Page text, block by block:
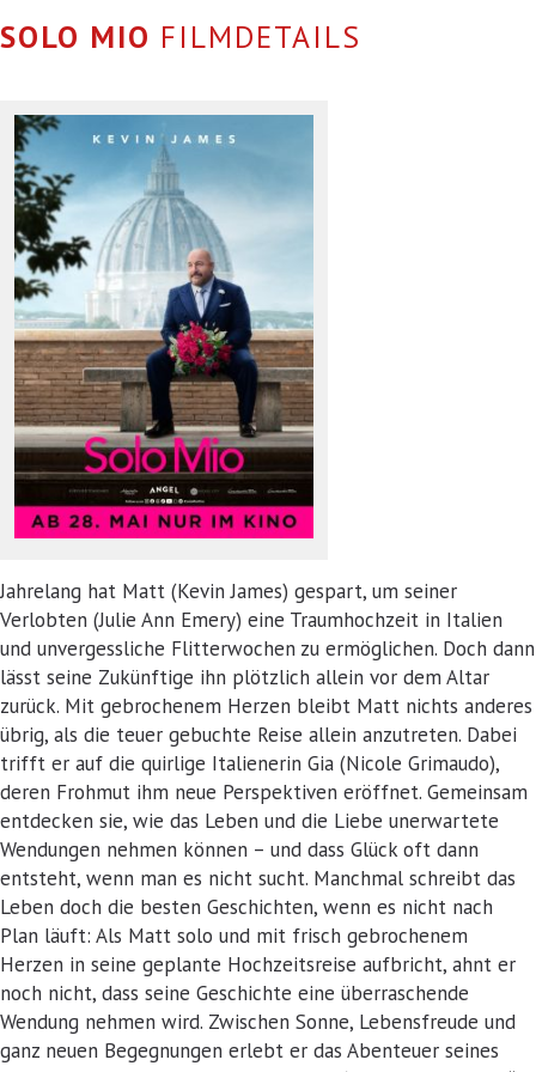
SOLO MIO FILMDETAILS
Jahrelang hat Matt (Kevin James) gespart, um seiner
Verlobten (Julie Ann Emery) eine Traumhochzeit in Italien
und unvergessliche Flitterwochen zu ermöglichen. Doch dann
lässt seine Zukünftige ihn plötzlich allein vor dem Altar
zurück. Mit gebrochenem Herzen bleibt Matt nichts anderes
übrig, als die teuer gebuchte Reise allein anzutreten. Dabei
trifft er auf die quirlige Italienerin Gia (Nicole Grimaudo),
deren Frohmut ihm neue Perspektiven eröffnet. Gemeinsam
entdecken sie, wie das Leben und die Liebe unerwartete
Wendungen nehmen können – und dass Glück oft dann
entsteht, wenn man es nicht sucht. Manchmal schreibt das
Leben doch die besten Geschichten, wenn es nicht nach
Plan läuft: Als Matt solo und mit frisch gebrochenem
Herzen in seine geplante Hochzeitsreise aufbricht, ahnt er
noch nicht, dass seine Geschichte eine überraschende
Wendung nehmen wird. Zwischen Sonne, Lebensfreude und
ganz neuen Begegnungen erlebt er das Abenteuer seines